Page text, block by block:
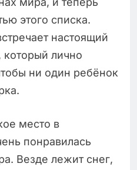
этого списка.
настоящий
который лично
ни один ребёнок
место в
понравилась
Везде лежит снег,